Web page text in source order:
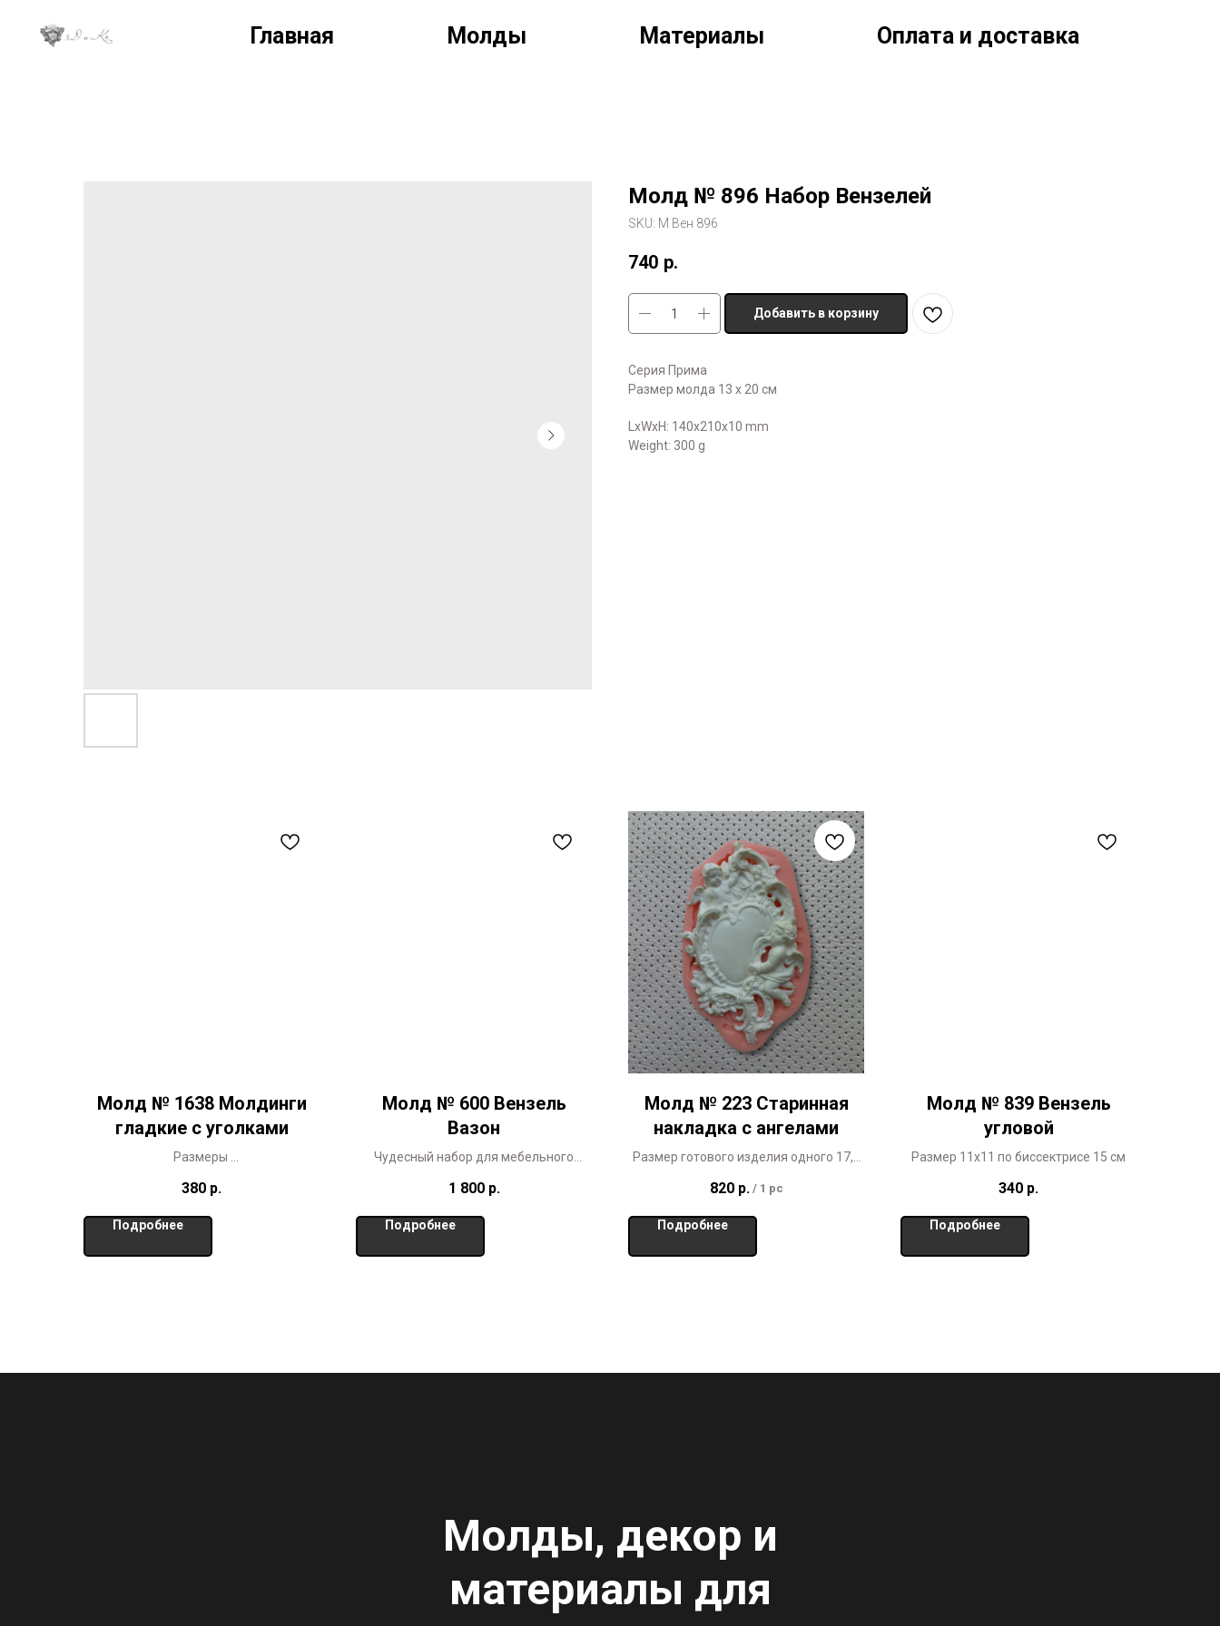
Главная Молды Материалы Оплата и доставка
Молд № 896 Набор Вензелей
SKU: М Вен 896
740 р.
Добавить в корзину
Серия Прима
Размер молда 13 х 20 см
LxWxH: 140x210x10 mm
Weight: 300 g
Молд № 1638 Молдинги
гладкие с уголками
Размеры
уголок 4 х 4 см
380 р.
Подробнее
Молд № 600 Вензель
Вазон
Чудесный набор для мебельного
размерах
1 800 р.
Подробнее
Молд № 223 Старинная
накладка с ангелами
Размер готового изделия одного 17,5
820 р. / 1 pc
Подробнее
Молд № 839 Вензель
угловой
Размер 11х11 по биссектрисе 15 см
340 р.
Подробнее
Молды, декор и
материалы для